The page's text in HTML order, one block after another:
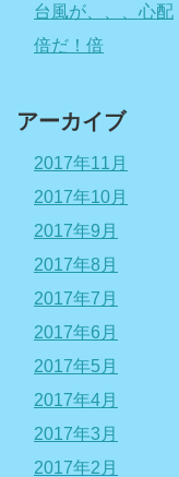
台風が、、、心配
倍だ！倍
アーカイブ
2017年11月
2017年10月
2017年9月
2017年8月
2017年7月
2017年6月
2017年5月
2017年4月
2017年3月
2017年2月